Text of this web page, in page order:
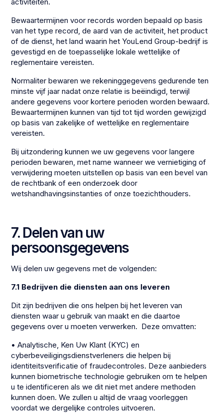
Bewaartermijnen voor records worden bepaald op basis
van het type record, de aard van de activiteit, het product
of de dienst, het land waarin het YouLend Group-bedrijf is
gevestigd en de toepasselijke lokale wettelijke of
reglementaire vereisten.
Normaliter bewaren we rekeninggegevens gedurende ten
minste vijf jaar nadat onze relatie is beëindigd, terwijl
andere gegevens voor kortere perioden worden bewaard.
Bewaartermijnen kunnen van tijd tot tijd worden gewijzigd
op basis van zakelijke of wettelijke en reglementaire
vereisten.
Bij uitzondering kunnen we uw gegevens voor langere
perioden bewaren, met name wanneer we vernietiging of
verwijdering moeten uitstellen op basis van een bevel van
de rechtbank of een onderzoek door
wetshandhavingsinstanties of onze toezichthouders.
7. Delen van uw
persoonsgegevens
Wij delen uw gegevens met de volgenden:
7.1 Bedrijven die diensten aan ons leveren
Dit zijn bedrijven die ons helpen bij het leveren van
diensten waar u gebruik van maakt en die daartoe
gegevens over u moeten verwerken. Deze omvatten:
• Analytische, Ken Uw Klant (KYC) en
cyberbeveiligingsdienstverleners die helpen bij
identiteitsverificatie of fraudecontroles. Deze aanbieders
kunnen biometrische technologie gebruiken om te helpen
u te identificeren als we dit niet met andere methoden
kunnen doen. We zullen u altijd de vraag voorleggen
voordat we dergelijke controles uitvoeren.